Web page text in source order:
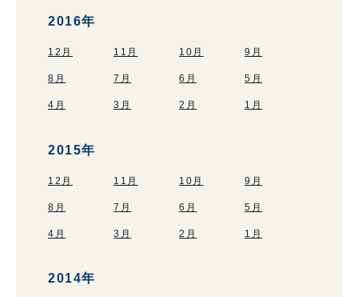
2016年
12月 11月 10月 9月
8月 7月 6月 5月
4月 3月 2月 1月
2015年
12月 11月 10月 9月
8月 7月 6月 5月
4月 3月 2月 1月
2014年